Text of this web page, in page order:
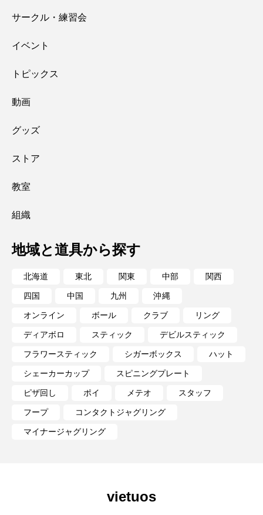
サークル・練習会
イベント
トピックス
動画
グッズ
ストア
教室
組織
地域と道具から探す
北海道 東北 関東 中部 関西
四国 中国 九州 沖縄
オンライン ボール クラブ リング
ディアボロ スティック デビルスティック
フラワースティック シガーボックス ハット
シェーカーカップ スピニングプレート
ピザ回し ポイ メテオ スタッフ
フープ コンタクトジャグリング
マイナージャグリング
vietuos